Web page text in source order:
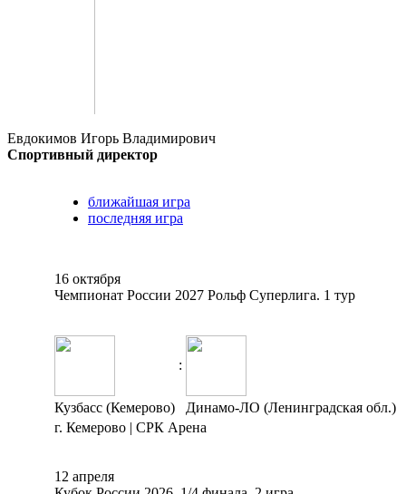
Евдокимов Игорь Владимирович
Спортивный директор
ближайшая игра
последняя игра
16 октября
Чемпионат России 2027 Рольф Суперлига. 1 тур
:
Кузбасс (Кемерово)
Динамо-ЛО (Ленинградская обл.)
г. Кемерово | СРК Арена
12 апреля